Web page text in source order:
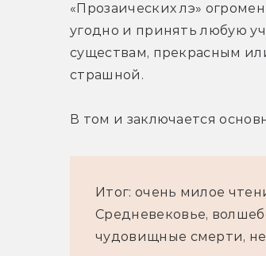
«Прозаических лэ»
угодно и принять любую
существам, прекрасным
страшной.
В том и заключается
Итог: очень милое
Средневековье,
чудовищные смерти,